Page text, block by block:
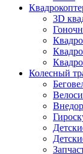
3D
Колесный